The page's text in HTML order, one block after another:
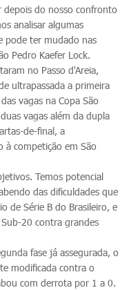
do nosso confronto
analisar algumas
pode ter mudado nas
Pedro Kaefer Lock.
no Passo d'Areia,
ultrapassada a primeira
vagas na Copa São
vagas além da dupla
de-final, a
à competição em São
Temos potencial
das dificuldades que
de Série B do Brasileiro, e
20 contra grandes
fase já assegurada, o
modificada contra o
com derrota por 1 a 0.